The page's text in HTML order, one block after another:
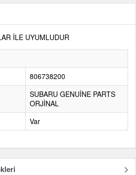
İLE UYUMLUDUR
806738200
SUBARU GENUİNE PARTS
ORJİNAL
Var